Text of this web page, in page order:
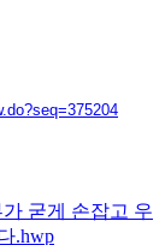
굳게 손잡고 우
.hwp